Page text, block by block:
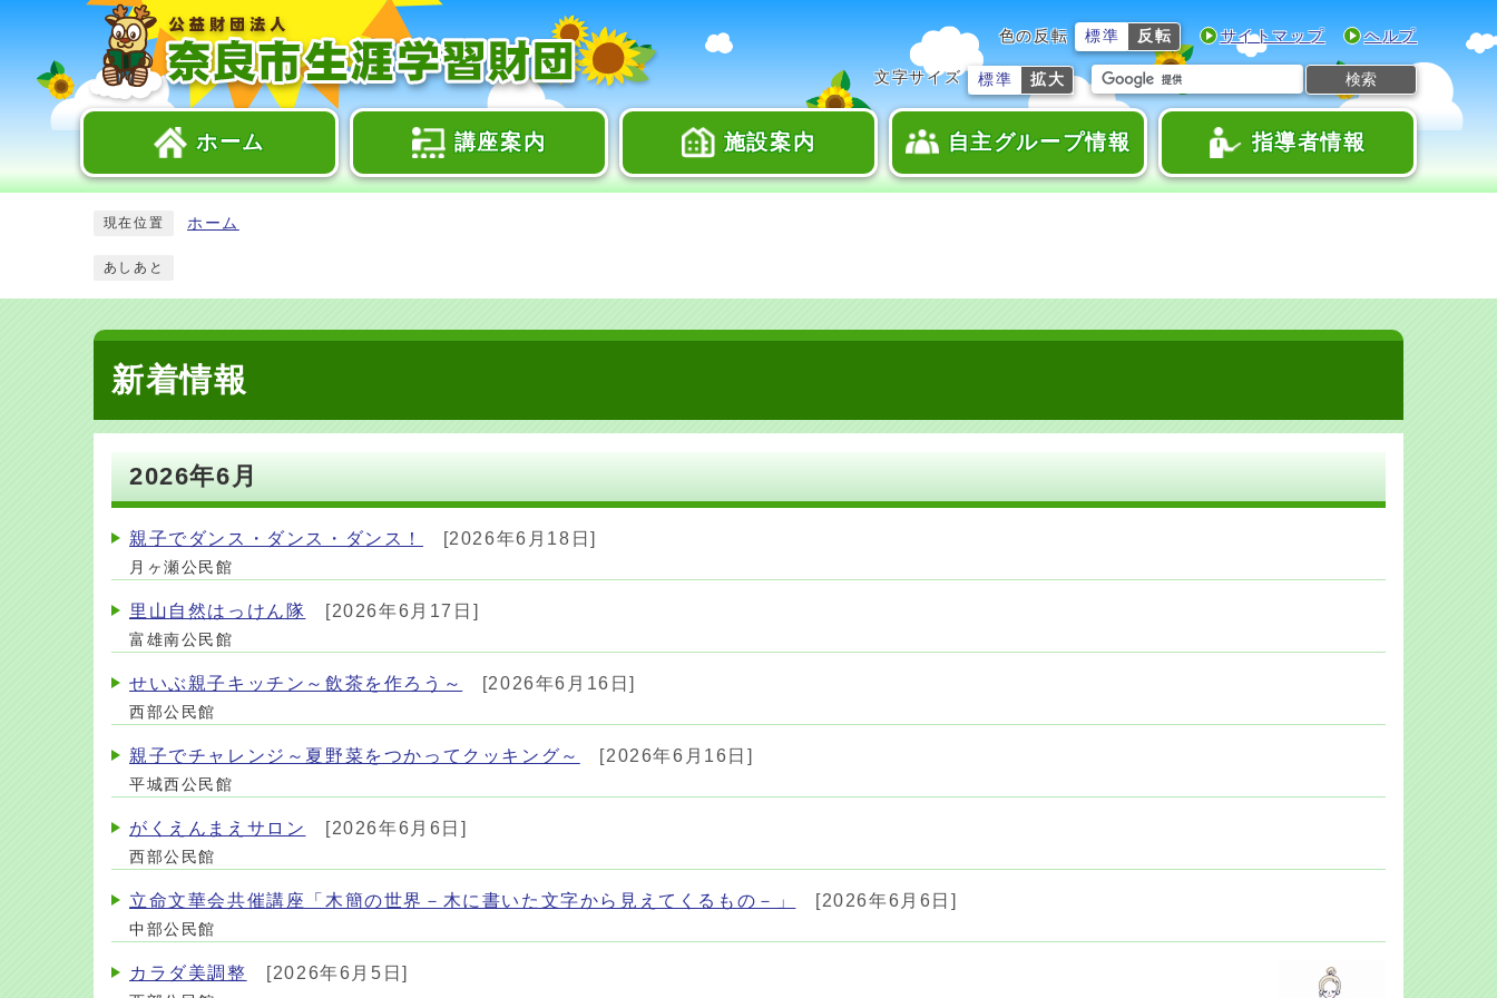
色の反転 標準 反転 サイトマップ ヘルプ
文字サイズ 標準 拡大 検索
ホーム 講座案内 施設案内 自主グループ情報 指導者情報
現在位置 ホーム
あしあと
新着情報
2026年6月
親子でダンス・ダンス・ダンス！ [2026年6月18日]
月ヶ瀬公民館
里山自然はっけん隊 [2026年6月17日]
富雄南公民館
せいぶ親子キッチン～飲茶を作ろう～ [2026年6月16日]
西部公民館
親子でチャレンジ～夏野菜をつかってクッキング～ [2026年6月16日]
平城西公民館
がくえんまえサロン [2026年6月6日]
西部公民館
立命文華会共催講座「木簡の世界－木に書いた文字から見えてくるもの－」 [2026年6月6日]
中部公民館
カラダ美調整 [2026年6月5日]